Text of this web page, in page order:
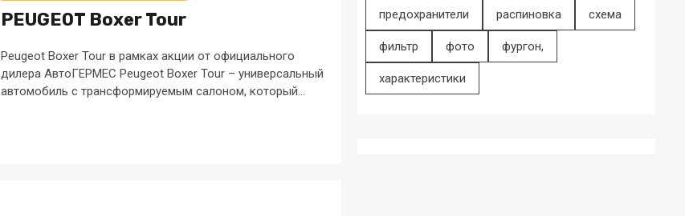
PEUGEOT Boxer Tour
Peugeot Boxer Tour в рамках акции от официального
дилера АвтоГЕРМЕС Peugeot Boxer Tour – универсальный
автомобиль с трансформируемым салоном, который...
предохранители распиновка схема
фильтр фото фургон,
характеристики